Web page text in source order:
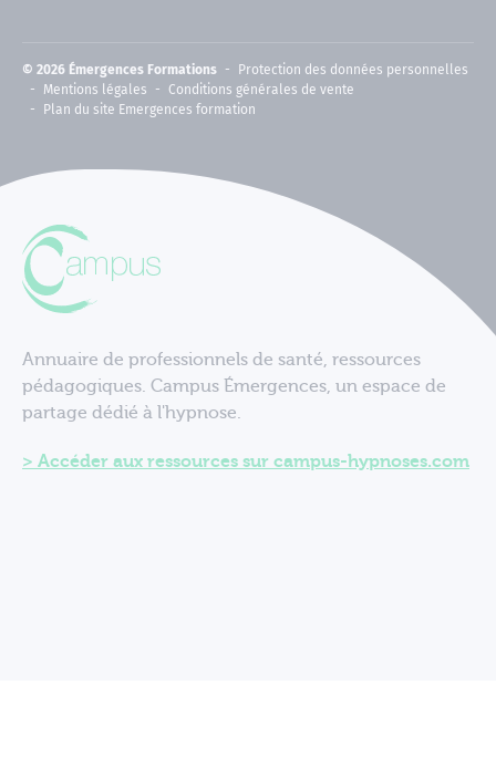
© 2026 Émergences Formations
Protection des données personnelles
Mentions légales
Conditions générales de vente
Plan du site Emergences formation
Annuaire de professionnels de santé, ressources
pédagogiques. Campus Émergences, un espace de
partage dédié à l'hypnose.
Accéder aux ressources sur campus-hypnoses.com